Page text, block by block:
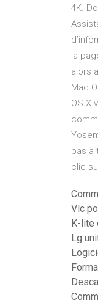
4K.
la
alors
Mac
OS X
pas à
clic
Vlc
K-lite
Lg